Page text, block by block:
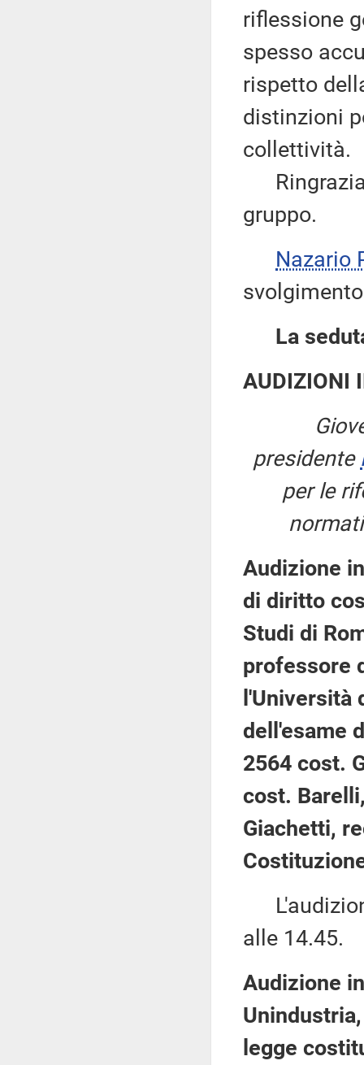
riflessione
spesso
rispetto
distinzioni
collettività.
Ringrazia
gruppo.
Nazario
La
AUDIZIONI
presidente
per le
Audizione
di diritto
Studi di
professore
l'Università
dell'esame
2564 cost.
cost.
Giachetti,
alle 14.45.
Audizione
legge